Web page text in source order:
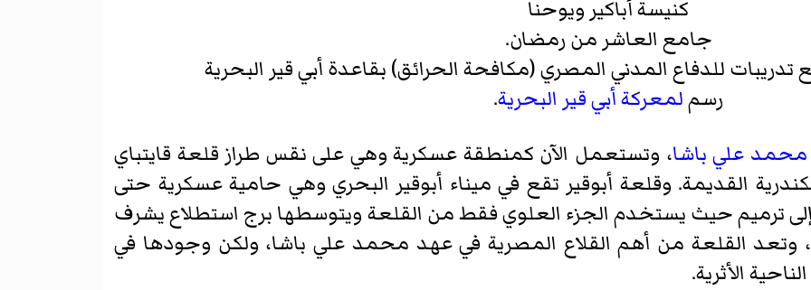
كنيسة أباكير ويوحنا
جامع العاشر من رمضان.
تدريبات للدفاع المدني المصري (مكافحة الحرائق) بقاعدة أبي قير البحرية
رسملمعركة أبي قير البحرية.
محمد علي باشا، وتستعمل الآن كمنطقة عسكرية وهي على نقس طراز قلعة قايتباي
القديمة. وقلعة أبوقير تقع في ميناء أبوقير البحري وهي حامية عسكرية حتى
إلى ترميم حيث يستخدم الجزء العلوي فقط من القلعة ويتوسطها برج استطلاع يشرف
وتعد القلعة من أهم القلاع المصرية في عهد محمد علي باشا، ولكن وجودها في
الأثرية.